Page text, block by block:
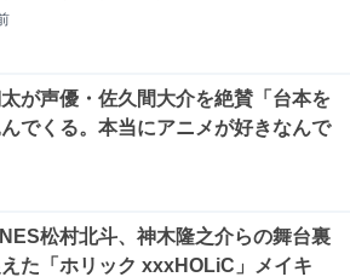
が声優・佐久間大介を絶賛「台本を
でくる。本当にアニメが好きなんで
松村北斗、神木隆之介らの舞台裏
た「ホリック xxxHOLiC」メイキ